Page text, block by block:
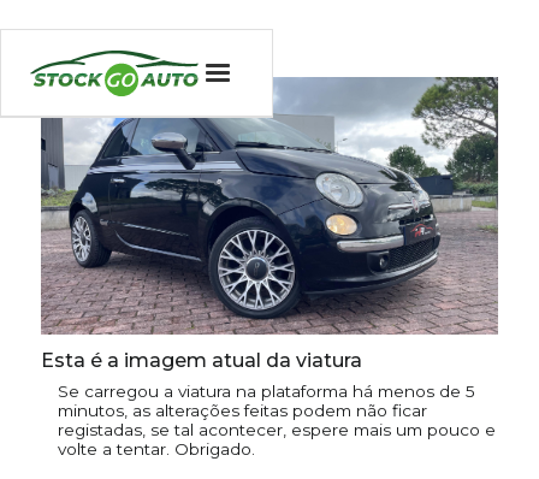
Esta é a imagem atual da viatura
Se carregou a viatura na plataforma há menos de 5
minutos, as alterações feitas podem não ficar
registadas, se tal acontecer, espere mais um pouco e
volte a tentar. Obrigado.